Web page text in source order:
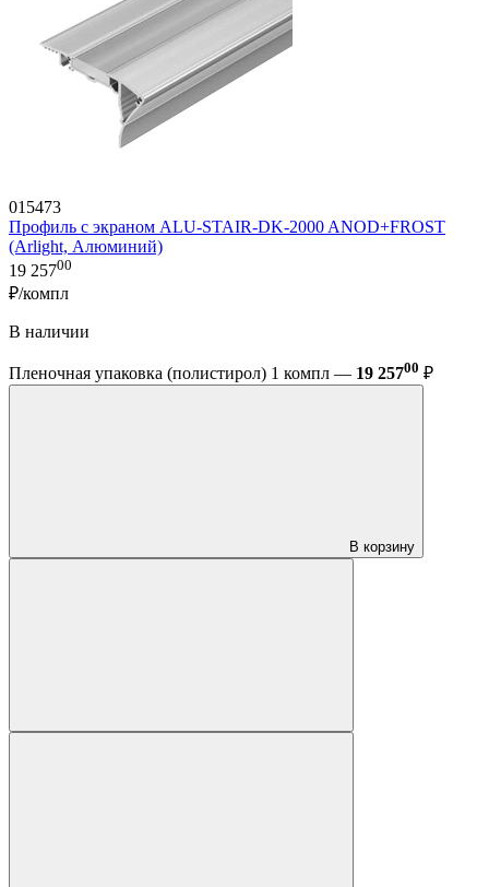
015473
Профиль с экраном ALU-STAIR-DK-2000 ANOD+FROST
(Arlight, Алюминий)
19 25700
₽/компл
В наличии
Пленочная упаковка (полистирол) 1 компл — 19 25700 ₽
В корзину